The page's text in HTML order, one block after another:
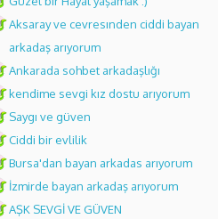
Aksaray ve cevresınden ciddi bayan
arkadaş arıyorum
Ankarada sohbet arkadaşlığı
kendime sevgi kız dostu arıyorum
Saygı ve güven
Ciddi bir evlilik
Bursa'dan bayan arkadas arıyorum
İzmirde bayan arkadaş arıyorum
AŞK SEVGİ VE GÜVEN